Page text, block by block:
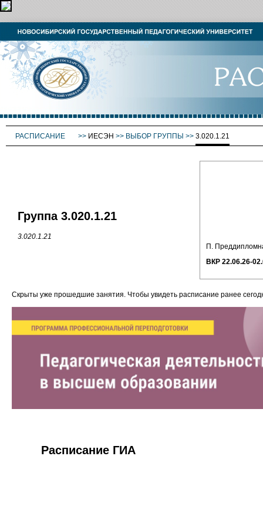
РАСПИСАНИЕ >> ИЕСЭН >> ВЫБОР ГРУППЫ >> 3.020.1.21
Группа 3.020.1.21
3.020.1.21
П.
ВКР 22.06.26-
Скрыты уже прошедшие занятия. Чтобы увидеть расписание ранее
Расписание ГИА